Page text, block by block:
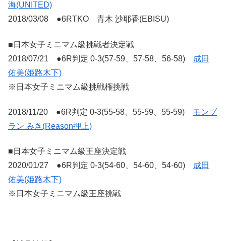
海(UNITED)
2018/03/08 ●6RTKO 青木 沙耶香(EBISU)
■日本女子ミニマム級挑戦者決定戦
2018/07/21 ●6R判定 0-3(57-59、57-58、56-58)
成田
佑美(姫路木下)
※日本女子ミニマム級挑戦権挑戦
2018/11/20 ●6R判定 0-3(55-58、55-59、55-59) モンブ
ラン みき(Reason押上)
■日本女子ミニマム級王座決定戦
2020/01/27 ●6R判定 0-3(54-60、54-60、54-60)
成田
佑美(姫路木下)
※日本女子ミニマム級王座挑戦